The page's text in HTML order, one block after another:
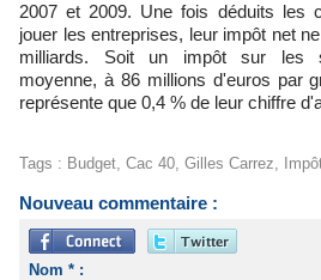
2007 et 2009. Une fois déduits les
jouer les entreprises, leur impôt net
milliards. Soit un impôt sur les
moyenne, à 86 millions d'euros par
représente que 0,4 % de leur chiffre
Tags : Budget, Cac 40, Gilles Carrez,
Nouveau commentaire :
Nom * :